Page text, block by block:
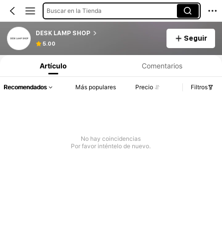
Buscar en la Tienda
DESK LAMP SHOP
5.00
Seguir
Artículo Comentarios
Recomendados Más populares Precio Filtros
No hay coincidencias
Por favor inténtelo de nuevo.